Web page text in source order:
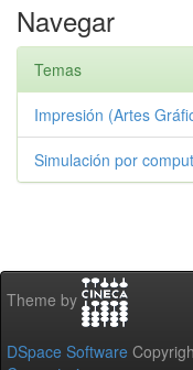
Navegar
Temas
Impresión (Artes
Simulación por
Theme by
DSpace Software